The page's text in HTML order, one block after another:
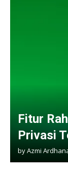
Fitur
Privasi
byAzmi